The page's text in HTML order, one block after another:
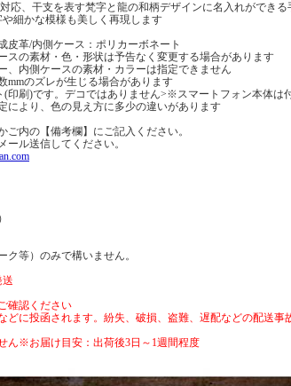
対応、干支を表す梵字と龍の和柄デザインに名入れができ
細かな模様も美しく再現します
皮革/内側ケース：ポリカーボネート
スの素材・色・形状は予告なく変更する場合があります
、内側ケースの素材・カラーは指定できません
mmのズレが生じる場合があります
印刷)です。デコではありません>※スマートフォン本体は
により、色の見え方に多少の違いがあります
内の【備考欄】にご記入ください。
ール送信してください。
等）のみで構いません。
送
確認ください
どに投函されます。紛失、破損、盗難、遅配などの配送事
ん※お届け目安：出荷後3日～1週間程度